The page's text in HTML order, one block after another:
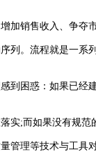
售收入、争夺
。流程就是一系
困惑：如果已经
而如果没有规范
等技术与工具